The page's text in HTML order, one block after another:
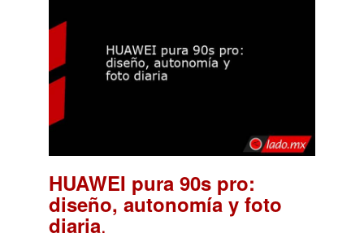
HUAWEI pura 90s pro:
diseño, autonomía y foto
diaria.